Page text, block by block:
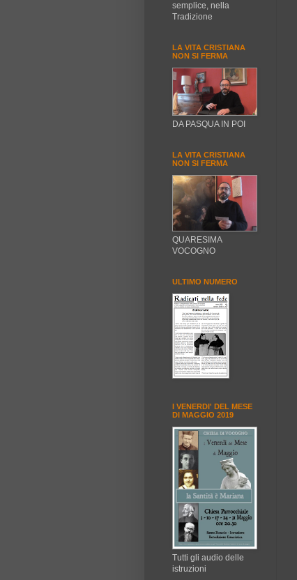
semplice, nella
Tradizione
LA VITA CRISTIANA
NON SI FERMA
DA PASQUA IN POI
LA VITA CRISTIANA
NON SI FERMA
QUARESIMA
VOCOGNO
ULTIMO NUMERO
I VENERDI' DEL MESE
DI MAGGIO 2019
Tutti gli audio delle
istruzioni